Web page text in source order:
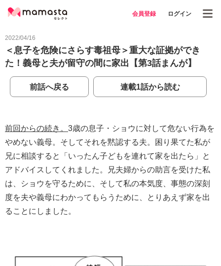
会員登録 ログイン
2022/04/16
＜息子を危険にさらす毒祖母＞重大な証拠ができ
た！義母と夫が留守の間に家出【第3話まんが】
前話へ戻る 連載1話から読む
前回からの続き。 3歳の息子・ショウに対して危ない行為を
やめない義母。そしてそれを黙認する夫。困り果てた私が
兄に相談すると「いったん子どもを連れて家を出たら」と
アドバイスしてくれました。兄夫婦からの助言を受けた私
は、ショウを守るために、そして私の本気度、事態の深刻
度を夫や義母にわかってもらうために、とりあえず家を出
ることにしました。